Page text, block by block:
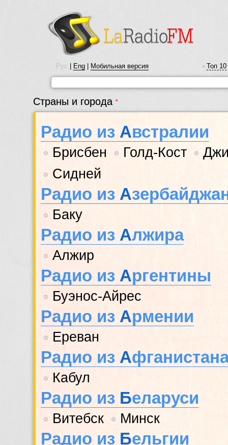
Рус Eng Мобильная версия
Страны и города *
Радио из Австралии
• Брисбен • Голд-Кост •
• Сидней
Радио из А
• Баку
Радио из Алжира
• Алжир
Радио из Аргентины
• Буэнос-Айрес
Радио из Армении
• Ереван
Радио из А
• Кабул
Радио из Беларуси
• Витебск • Минск
Радио из Бельгии
• Топ 10